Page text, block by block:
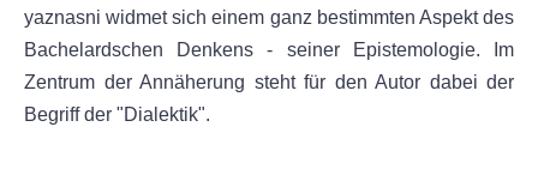
yaznasni widmet sich einem ganz bestimmten Aspekt des
Bachelardschen Denkens - seiner Epistemologie. Im
Zentrum der Annäherung steht für den Autor dabei der
Begriff der "Dialektik".